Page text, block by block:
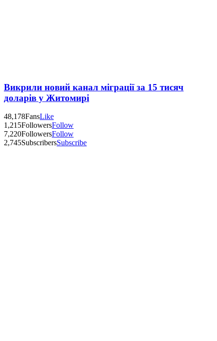
Викрили новий канал міграції за 15 тисяч
доларів у Житомирі
48,178FansLike
1,215FollowersFollow
7,220FollowersFollow
2,745SubscribersSubscribe